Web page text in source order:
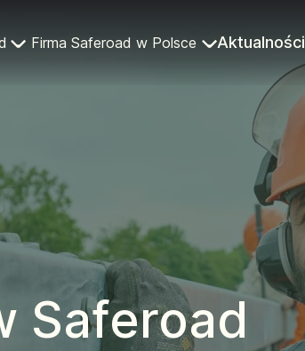
Firma Saferoad w Polsce Aktualności
Saferoad